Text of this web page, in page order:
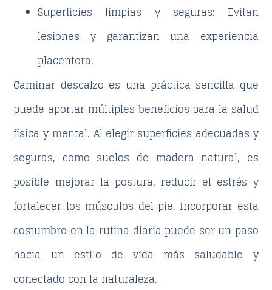
Superficies limpias y seguras: Evitan
lesiones y garantizan una experiencia
placentera.
Caminar descalzo es una práctica sencilla que
puede aportar múltiples beneficios para la salud
física y mental. Al elegir superficies adecuadas y
seguras, como suelos de madera natural, es
posible mejorar la postura, reducir el estrés y
fortalecer los músculos del pie. Incorporar esta
costumbre en la rutina diaria puede ser un paso
hacia un estilo de vida más saludable y
conectado con la naturaleza.